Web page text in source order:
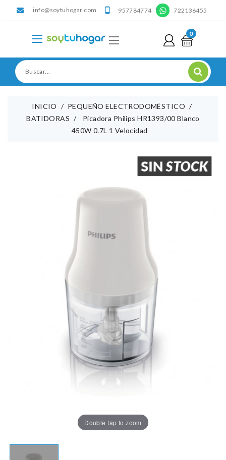
info@soytuhogar.com  957784774 ' 722136455
0
INICIO
PEQUEÑO ELECTRODOMÉSTICO
BATIDORAS
Picadora Philips HR1393/00 Blanco
450W 0.7L 1 Velocidad
Double tap to zoom